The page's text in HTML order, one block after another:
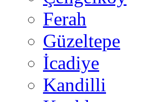
Ferah
Güzeltepe
İcadiye
Kandilli